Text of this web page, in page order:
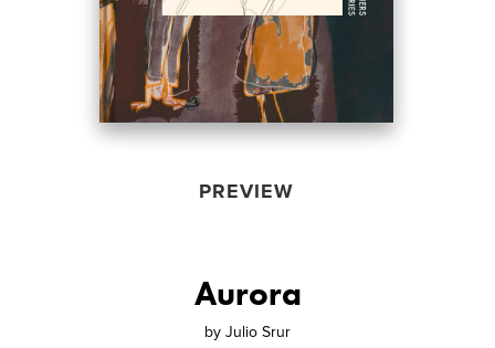
PREVIEW
Aurora
by Julio Srur